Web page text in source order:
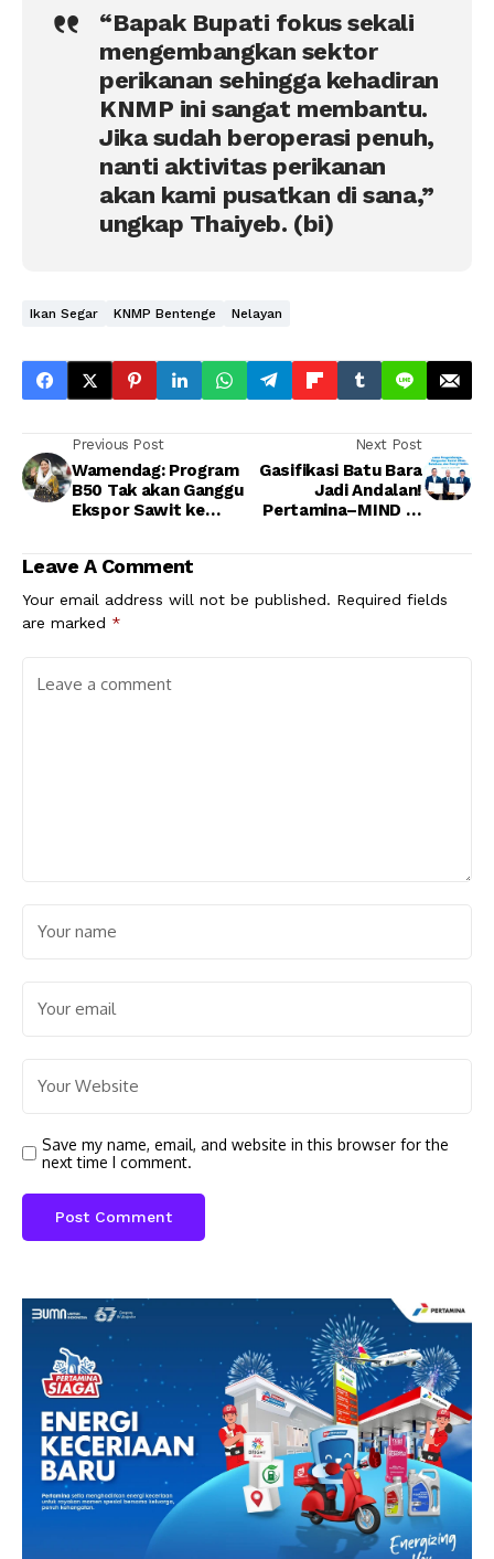
“Bapak Bupati fokus sekali
mengembangkan sektor
perikanan sehingga kehadiran
KNMP ini sangat membantu.
Jika sudah beroperasi penuh,
nanti aktivitas perikanan
akan kami pusatkan di sana,”
ungkap Thaiyeb. (bi)
Ikan Segar KNMP Bentenge Nelayan
Previous Post
Wamendag: Program
B50 Tak akan Ganggu
Ekspor Sawit ke
Next Post
Gasifikasi Batu Bara
Jadi Andalan!
Pertamina–MIND ID
Leave A Comment
Your email address will not be published. Required fields
are marked *
Save my name, email, and website in this browser for the
next time I comment.